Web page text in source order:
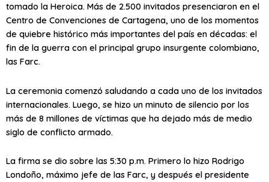
tomado la Heroica. Más de 2.500 invitados presenciaron en el
Centro de Convenciones de Cartagena, uno de los momentos
de quiebre histórico más importantes del país en décadas: el
fin de la guerra con el principal grupo insurgente colombiano,
las Farc.
La ceremonia comenzó saludando a cada uno de los invitados
internacionales. Luego, se hizo un minuto de silencio por los
más de 8 millones de víctimas que ha dejado más de medio
siglo de conflicto armado.
La firma se dio sobre las 5:30 p.m. Primero lo hizo Rodrigo
Londoño, máximo jefe de las Farc, y después el presidente